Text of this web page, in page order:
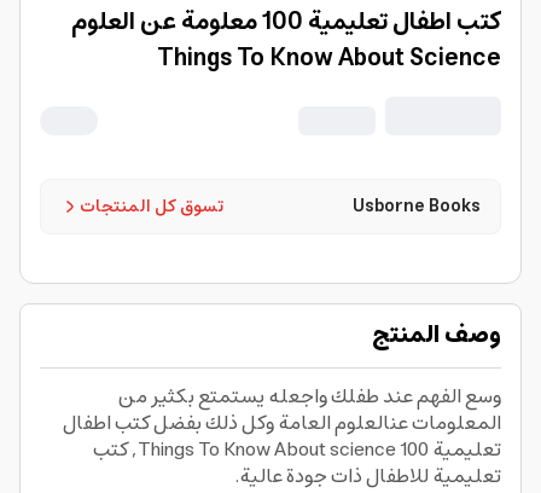
كتب اطفال تعليمية 100 معلومة عن العلوم
Things To Know About Science
تسوق كل المنتجات Usborne Books
وصف المنتج
وسع الفهم عند طفلك واجعله يستمتع بكثير من
المعلومات عنالعلوم العامة وكل ذلك بفضل كتب اطفال
تعليمية 100 Things To Know About science, كتب
تعليمية للاطفال ذات جودة عالية.